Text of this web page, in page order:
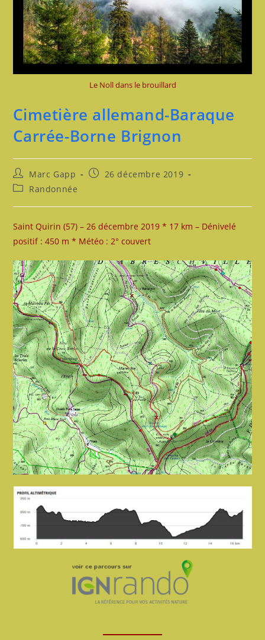
Le Noll dans le brouillard
Cimetière allemand-Baraque
Carrée-Borne Brignon
Auteur/autrice
de
la
publication :
Marc Gapp
Publication
26 décembre 2019
PostRandonnée
Saint Quirin (57) – 26 décembre 2019 * 17 km – Dénivelé
positif : 450 m * Météo : 2° couvert